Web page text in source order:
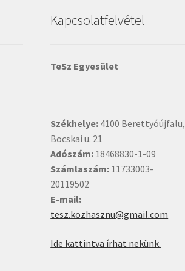
Kapcsolatfelvétel
TeSz Egyesület
Székhelye: 4100 Berettyóújfalu,
Bocskai u. 21
Adószám: 18468830-1-09
Számlaszám: 11733003-
20119502
E-mail:
tesz.kozhasznu@gmail.com
Ide kattintva írhat nekünk.